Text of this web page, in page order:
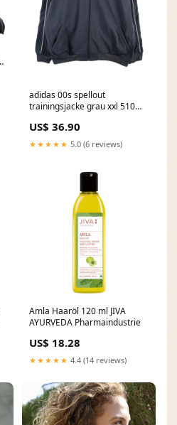
adidas 00s spellout
trainingsjacke grau xxl 510
US$ 36.90
★★★★★ 5.0 (6 reviews)
Amla Haaröl 120 ml JIVA
AYURVEDA Pharmaindustrie
US$ 18.28
★★★★★ 4.4 (14 reviews)